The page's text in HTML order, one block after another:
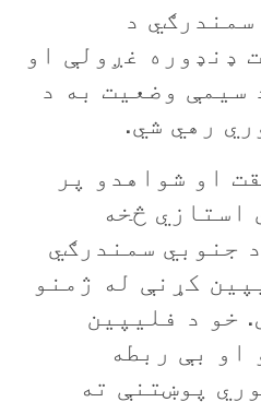
د
ډنډوره غږولې او
سیمې وضعیت به د
رهي شي.
او شواهدو پر
استازي څخه
جنوبي سمندرګي
کړنې له ژمنو
خو د فليپين
او بې ربطه
پوښتنې ته